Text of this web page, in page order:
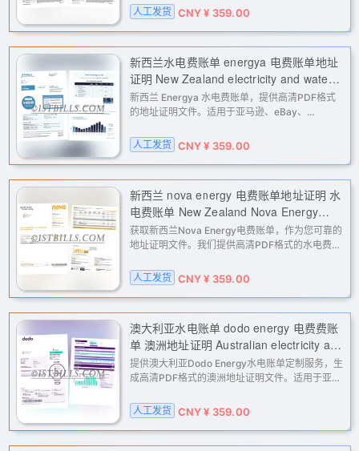
与地址验证，以及Facebook、Google广告账户解
封。我们提供专业的定制服务，助您轻
人工发货 CNY ¥ 359.00
新西兰水电费账单 energya 电费账单地址
证明 New Zealand electricity and water
bill (Energya electricity bill) - address
proof
新西兰 Energya 水电费账单，提供高清PDF格式
的地址证明文件。适用于亚马逊、eBay、
户解封。专业定制，快速交付，解决您海外业务中
的地址验证难题。
人工发货 CNY ¥ 359.00
新西兰 nova energy 电费账单地址证明 水
电费账单 New Zealand Nova Energy
electricity bill address proof (utility bill)
获取新西兰Nova Energy电费账单，作为您可靠的
地址证明文件。我们提供高清PDF格式的水电费账
等平台的二审或KYC地址验证需求而定制。适用于
多种场景，包括账户解封、支付网
人工发货 CNY ¥ 359.00
澳大利亚水电账单 dodo energy 电费费账
单 澳洲地址证明 Australian electricity and
water bill (Dodo Energy electricity bill),
Australian address proof.
提供澳大利亚Dodo Energy水电账单定制服务，生
成高清PDF格式的澳洲地址证明文件。适用于亚马
KYC认证及地址核验，解决各类账户因地址问题导
致的限制，是跨境电商和海外业
人工发货 CNY ¥ 359.00